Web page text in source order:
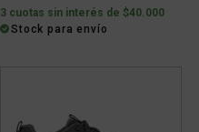
3 cuotas sin interés de $40.000
Stock para envío